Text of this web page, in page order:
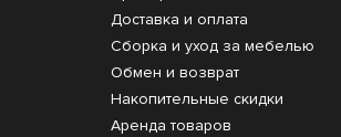
Доставка и оплата
Сборка и уход за мебелью
Обмен и возврат
Накопительные скидки
Аренда товаров